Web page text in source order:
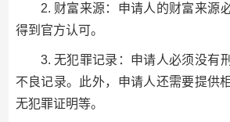
2. 财富来源：申请人的财富来源
得到官方认可。
3. 无犯罪记录：申请人必须没有
不良记录。此外，申请人还需要提供
无犯罪证明等。